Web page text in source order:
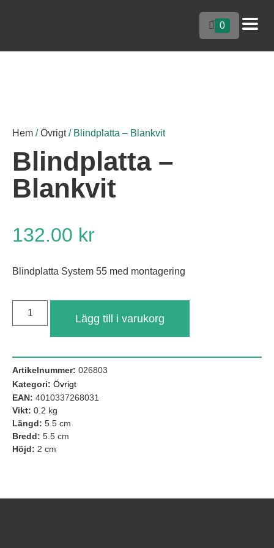
0
Hem /Övrigt/ Blindplatta – Blankvit
Blindplatta –
Blankvit
132.00 kr
Blindplatta System 55 med montagering
Lägg till i varukorg
Artikelnummer: 026803
Kategori: Övrigt
EAN: 4010337268031
Vikt: 0.2 kg
Längd: 5.5 cm
Bredd: 5.5 cm
Höjd: 2 cm
Nödvändiga
Dessa kakor
går inte att